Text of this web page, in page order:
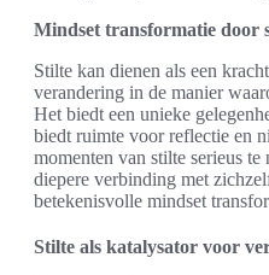
Mindset transformatie door
Stilte kan dienen als een
verandering in de manier
Het biedt een unieke
biedt ruimte voor reflectie en
momenten van stilte serieus te
diepere verbinding met
betekenisvolle mindset
Stilte als katalysator voor